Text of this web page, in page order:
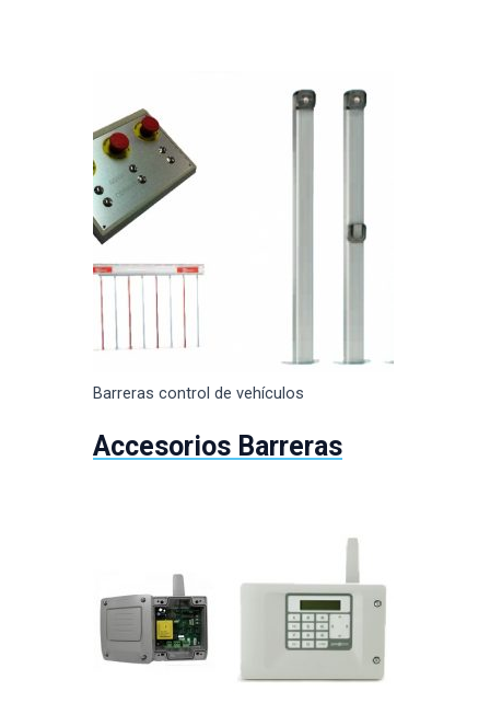
Barreras control de vehículos
Accesorios Barreras